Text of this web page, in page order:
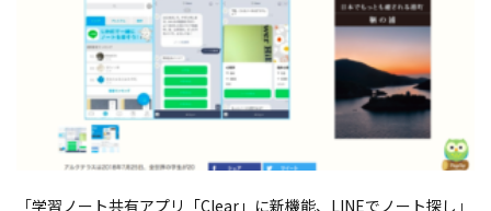
「学習ノート共有アプリ「Clear」に新機能、LINEでノート探し 」